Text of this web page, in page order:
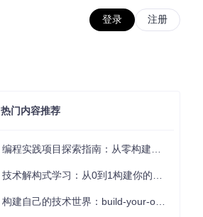
登录 注册
热门内容推荐
编程实践项目探索指南：从零构建技术能力体系
技术解构式学习：从0到1构建你的编程知识体系
构建自己的技术世界：build-your-own-x项目的实践探索指南